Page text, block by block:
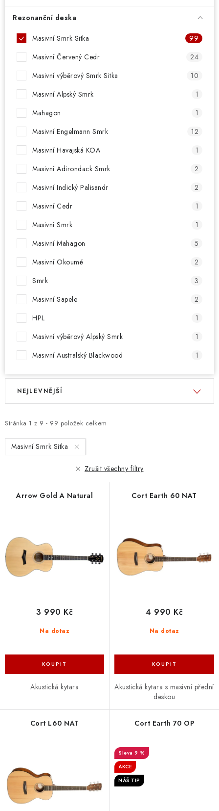
Rezonanční deska
Masivní Smrk Sitka
99
Masivní Červený Cedr
24
Masivní výběrový Smrk Sitka
10
Masivní Alpský Smrk
1
Mahagon
1
Masivní Engelmann Smrk
12
Masivní Havajská KOA
1
Masivní Adirondack Smrk
2
Masivní Indický Palisandr
2
Masivní Cedr
1
Masivní Smrk
1
Masivní Mahagon
5
Masivní Okoumé
2
Smrk
3
Masivní Sapele
2
HPL
1
Masivní výběrový Alpský Smrk
1
Masivní Australský Blackwood
1
V
i
s
p
ů
Stránka 1 z 9 - 99 položek celkem
Ř
e
n
í
k
t
ů
NEJLEVNĚJŠÍ
Masivní Smrk Sitka
Zrušit všechny filtry
Arrow Gold A Natural
Na dotaz
3 990 Kč
Akustická kytara
Cort Earth 60 NAT
Na dotaz
4 990 Kč
Akustická kytara s masivní přední
deskou
Cort L60 NAT Cort Earth 70 OP
9 %
AKCE
NÁŠ TIP